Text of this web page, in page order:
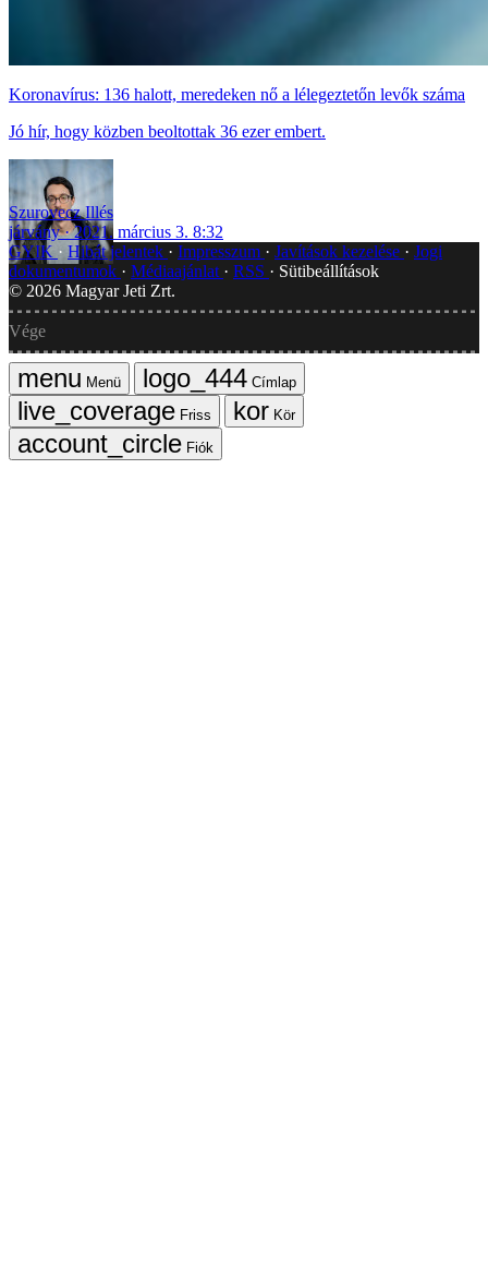
Koronavírus: 136 halott, meredeken nő a lélegeztetőn levők száma
Jó hír, hogy közben beoltottak 36 ezer embert.
Szurovecz Illés
járvány
2021. március 3. 8:32
GYIK
Hibát jelentek Impresszum Javítások kezelése
Jogi
dokumentumok
Médiaajánlat RSS
Sütibeállítások
© 2026 Magyar Jeti Zrt.
Vége
Menü
Címlap
Friss
Kör
Fiók